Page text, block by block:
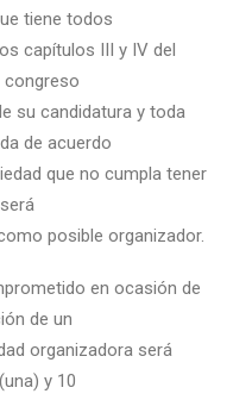
tiene todos
capítulos III y IV del
congreso
su candidatura y toda
de acuerdo
que no cumpla tener
posible organizador.
en ocasión de
de un
organizadora será
y 10